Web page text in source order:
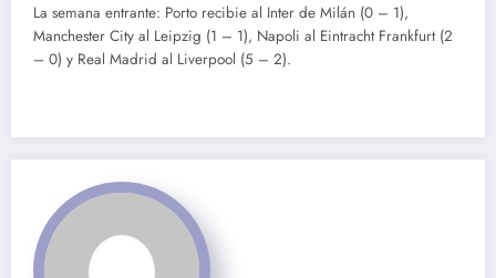
La semana entrante: Porto recibie al Inter de Milán (0 – 1),
Manchester City al Leipzig (1 – 1), Napoli al Eintracht Frankfurt (2
– 0) y Real Madrid al Liverpool (5 – 2).